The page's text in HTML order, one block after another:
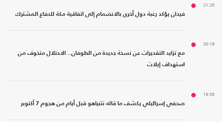
21:20
فيدان يؤكد رغبة دول أخرى بالانضمام إلى اتفاقية مكة للدفاع المشترك
20:19
مع تزايد التقديرات عن نسخة جديدة من الطوفان.. الاحتلال متخوف من
استهداف إيلات
19:58
صحفي إسرائيلي يكشف ما قاله نتنياهو قبل أيام من هجوم 7 أكتوبر